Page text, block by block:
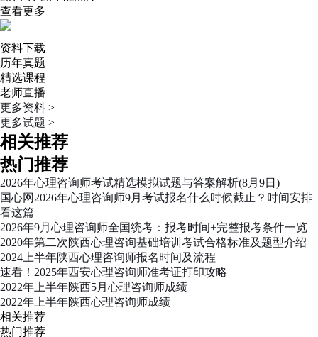
查看更多
资料下载
历年真题
精选课程
老师直播
更多资料 >
更多试题 >
相关推荐
热门推荐
2026年心理咨询师考试精选模拟试题与答案解析(8月9日)
国心网2026年心理咨询师9月考试报名什么时候截止？时间安排
看这篇
2026年9月心理咨询师全国统考：报考时间+完整报考条件一览
2020年第二次陕西心理咨询基础培训考试合格标准及题型介绍
2024上半年陕西心理咨询师报名时间及流程
速看！2025年西安心理咨询师准考证打印攻略
2022年上半年陕西5月心理咨询师成绩
2022年上半年陕西心理咨询师成绩
相关推荐
热门推荐